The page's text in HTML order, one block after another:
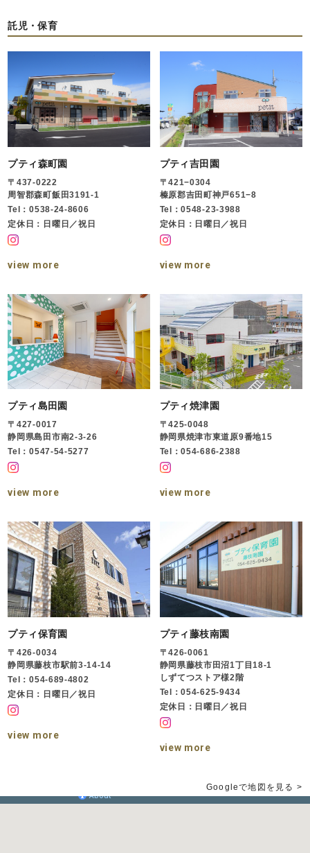
託児・保育
プティ森町園
〒437-0222
周智郡森町飯田3191-1
Tel：0538-24-8606
定休日：日曜日／祝日
view more
プティ吉田園
〒421−0304
榛原郡吉田町神戸651−8
Tel：0548-23-3988
定休日：日曜日／祝日
view more
プティ島田園
〒427-0017
静岡県島田市南2-3-26
Tel：0547-54-5277
view more
プティ焼津園
〒425-0048
静岡県焼津市東道原9番地15
Tel：054-686-2388
view more
プティ保育園
〒426-0034
静岡県藤枝市駅前3-14-14
Tel：054-689-4802
定休日：日曜日／祝日
view more
プティ藤枝南園
〒426-0061
静岡県藤枝市田沼1丁目18-1
しずてつストア様2階
Tel：054-625-9434
定休日：日曜日／祝日
view more
Googleで地図を見る >